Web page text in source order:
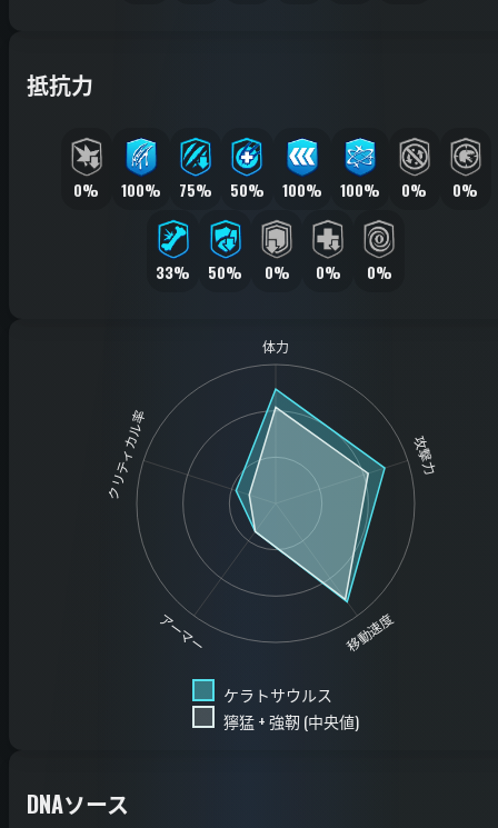
抵抗力
0% 100% 75% 50% 100% 100% 0% 0%
33% 50% 0% 0% 0%
体力
攻撃力
移動速度
アーマー
クリティカル率
ケラトサウルス
獰猛 + 強靭 (中央値)
DNAソース